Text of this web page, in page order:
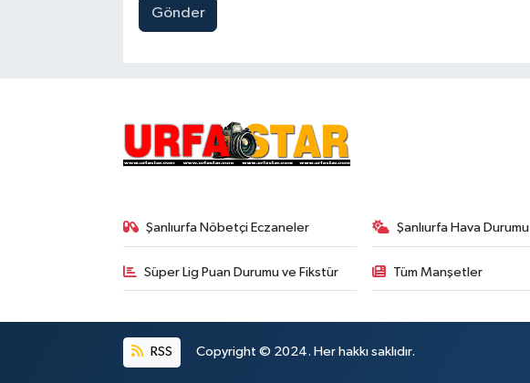
Gönder
Şanlıurfa Nöbetçi Eczaneler Şanlıurfa Hava Durumu
Süper Lig Puan Durumu ve Fikstür Tüm Manşetler
RSS Copyright © 2024. Her hakkı saklıdır.